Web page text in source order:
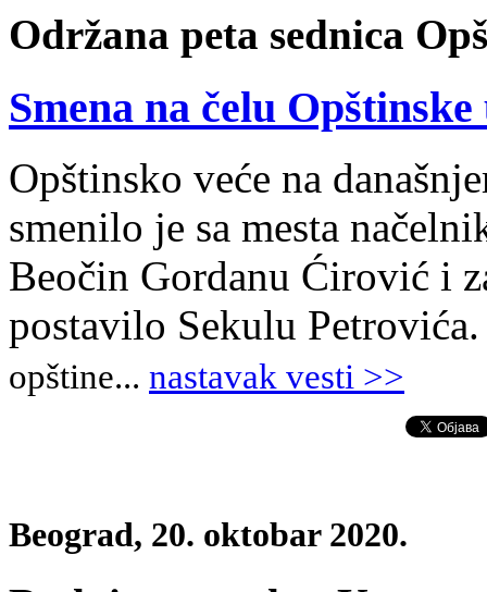
Održana peta sednica
Smena na čelu
Opštinsko veće na
smenilo je sa mesta
Beočin Gordanu Ćirović i
postavilo Sekulu
opštine... nastavak vesti >>
Beograd, 20. oktobar 2020.